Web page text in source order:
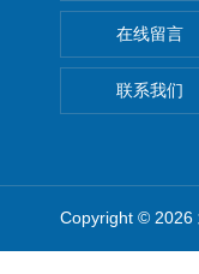
在线留言
联系我们
Copyright © 2026